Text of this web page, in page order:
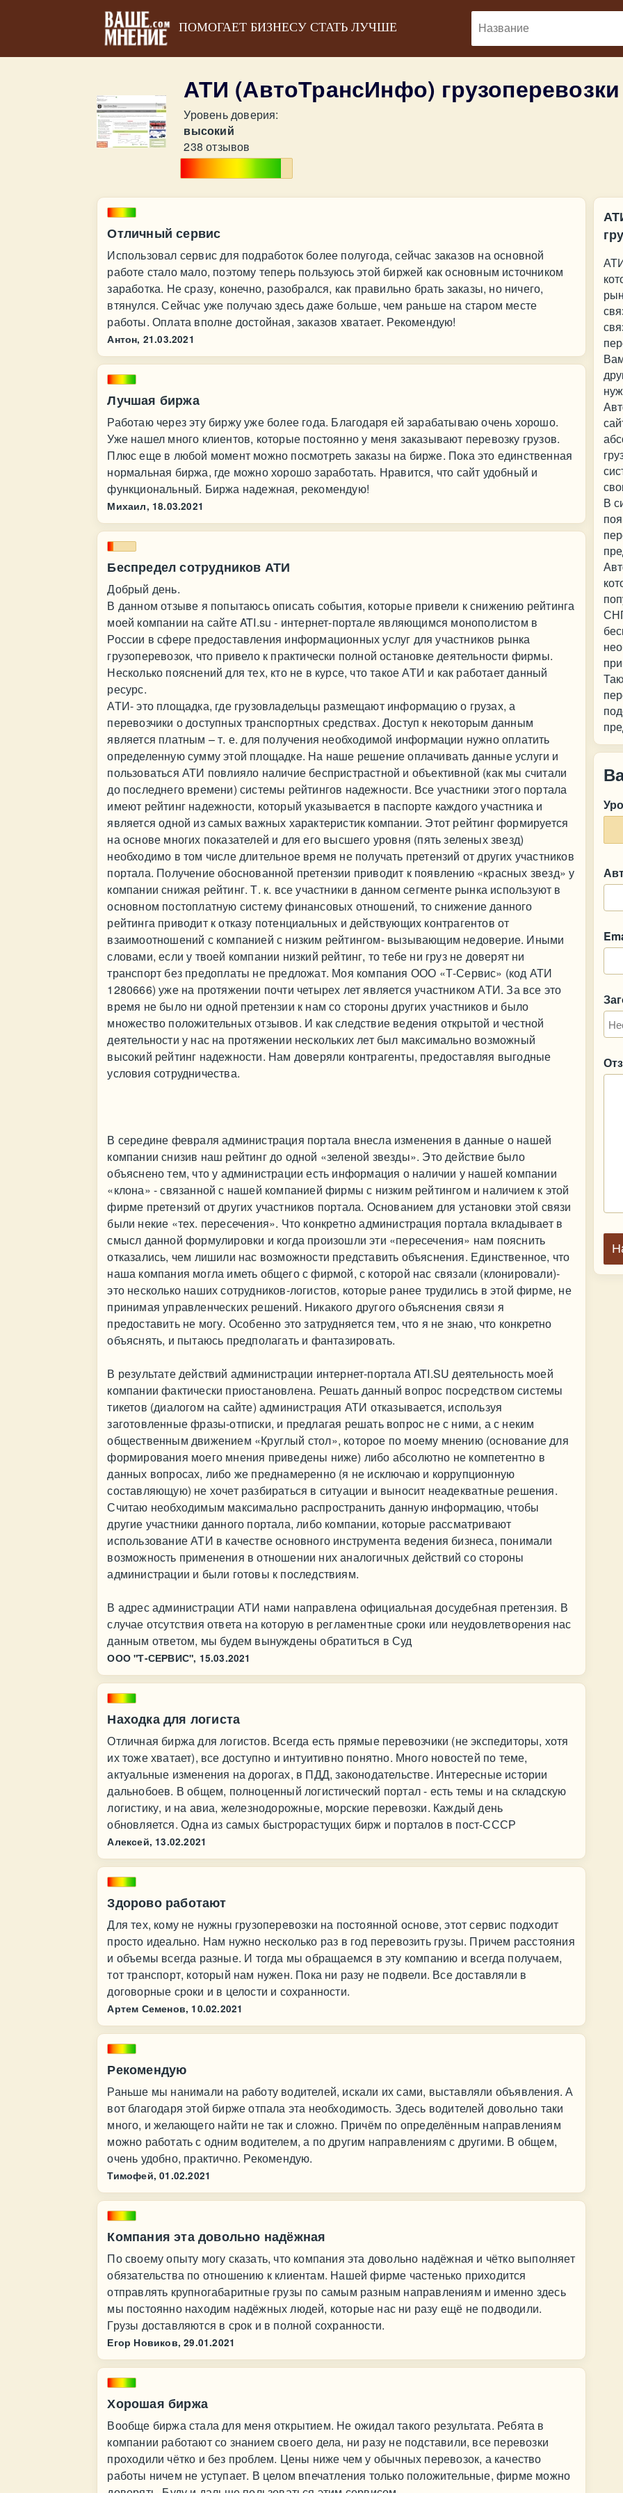
ПОМОГАЕТ БИЗНЕСУ СТАТЬ ЛУЧШЕ
АТИ (АвтоТрансИнфо)
Уровень доверия:
высокий
238 отзывов
Отличный сервис
Использовал сервис для подработок более полугода, сейчас заказов на основной
работе стало мало, поэтому теперь пользуюсь этой биржей как основным источником
заработка. Не сразу, конечно, разобрался, как правильно брать заказы, но ничего,
втянулся. Сейчас уже получаю здесь даже больше, чем раньше на старом месте
работы. Оплата вполне достойная, заказов хватает. Рекомендую!
Антон, 21.03.2021
Лучшая биржа
Работаю через эту биржу уже более года. Благодаря ей зарабатываю очень хорошо.
Уже нашел много клиентов, которые постоянно у меня заказывают перевозку грузов.
Плюс еще в любой момент можно посмотреть заказы на бирже. Пока это единственная
нормальная биржа, где можно хорошо заработать. Нравится, что сайт удобный и
функциональный. Биржа надежная, рекомендую!
Михаил, 18.03.2021
Беспредел сотрудников АТИ
Добрый день.
В данном отзыве я попытаюсь описать события, которые привели к снижению рейтинга
моей компании на сайте ATI.su - интернет-портале являющимся монополистом в
России в сфере предоставления информационных услуг для участников рынка
грузоперевозок, что привело к практически полной остановке деятельности фирмы.
Несколько пояснений для тех, кто не в курсе, что такое АТИ и как работает данный
ресурс.
АТИ- это площадка, где грузовладельцы размещают информацию о грузах, а
перевозчики о доступных транспортных средствах. Доступ к некоторым данным
является платным – т. е. для получения необходимой информации нужно оплатить
определенную сумму этой площадке. На наше решение оплачивать данные услуги и
пользоваться АТИ повлияло наличие беспристрастной и объективной (как мы считали
до последнего времени) системы рейтингов надежности. Все участники этого портала
имеют рейтинг надежности, который указывается в паспорте каждого участника и
является одной из самых важных характеристик компании. Этот рейтинг формируется
на основе многих показателей и для его высшего уровня (пять зеленых звезд)
необходимо в том числе длительное время не получать претензий от других участников
портала. Получение обоснованной претензии приводит к появлению «красных звезд» у
компании снижая рейтинг. Т. к. все участники в данном сегменте рынка используют в
основном постоплатную систему финансовых отношений, то снижение данного
рейтинга приводит к отказу потенциальных и действующих контрагентов от
взаимоотношений с компанией с низким рейтингом- вызывающим недоверие. Иными
словами, если у твоей компании низкий рейтинг, то тебе ни груз не доверят ни
транспорт без предоплаты не предложат. Моя компания ООО «Т-Сервис» (код АТИ
1280666) уже на протяжении почти четырех лет является участником АТИ. За все это
время не было ни одной претензии к нам со стороны других участников и было
множество положительных отзывов. И как следствие ведения открытой и честной
деятельности у нас на протяжении нескольких лет был максимально возможный
высокий рейтинг надежности. Нам доверяли контрагенты, предоставляя выгодные
условия сотрудничества.
В середине февраля администрация портала внесла изменения в данные о нашей
компании снизив наш рейтинг до одной «зеленой звезды». Это действие было
объяснено тем, что у администрации есть информация о наличии у нашей компании
«клона» - связанной с нашей компанией фирмы с низким рейтингом и наличием к этой
фирме претензий от других участников портала. Основанием для установки этой связи
были некие «тех. пересечения». Что конкретно администрация портала вкладывает в
смысл данной формулировки и когда произошли эти «пересечения» нам пояснить
отказались, чем лишили нас возможности представить объяснения. Единственное, что
наша компания могла иметь общего с фирмой, с которой нас связали (клонировали)-
это несколько наших сотрудников-логистов, которые ранее трудились в этой фирме, не
принимая управленческих решений. Никакого другого объяснения связи я
предоставить не могу. Особенно это затрудняется тем, что я не знаю, что конкретно
объяснять, и пытаюсь предполагать и фантазировать.
В результате действий администрации интернет-портала ATI.SU деятельность моей
компании фактически приостановлена. Решать данный вопрос посредством системы
тикетов (диалогом на сайте) администрация АТИ отказывается, используя
заготовленные фразы-отписки, и предлагая решать вопрос не с ними, а с неким
общественным движением «Круглый стол», которое по моему мнению (основание для
формирования моего мнения приведены ниже) либо абсолютно не компетентно в
данных вопросах, либо же преднамеренно (я не исключаю и коррупционную
составляющую) не хочет разбираться в ситуации и выносит неадекватные решения.
Считаю необходимым максимально распространить данную информацию, чтобы
другие участники данного портала, либо компании, которые рассматривают
использование АТИ в качестве основного инструмента ведения бизнеса, понимали
возможность применения в отношении них аналогичных действий со стороны
администрации и были готовы к последствиям.
В адрес администрации АТИ нами направлена официальная досудебная претензия. В
случае отсутствия ответа на которую в регламентные сроки или неудовлетворения нас
данным ответом, мы будем вынуждены обратиться в Суд
ООО "Т-СЕРВИС", 15.03.2021
Находка для логиста
Отличная биржа для логистов. Всегда есть прямые перевозчики (не экспедиторы, хотя
их тоже хватает), все доступно и интуитивно понятно. Много новостей по теме,
актуальные изменения на дорогах, в ПДД, законодательстве. Интересные истории
дальнобоев. В общем, полноценный логистический портал - есть темы и на складскую
логистику, и на авиа, железнодорожные, морские перевозки. Каждый день
обновляется. Одна из самых быстрорастущих бирж и порталов в пост-СССР
Алексей, 13.02.2021
Здорово работают
Для тех, кому не нужны грузоперевозки на постоянной основе, этот сервис подходит
просто идеально. Нам нужно несколько раз в год перевозить грузы. Причем расстояния
и объемы всегда разные. И тогда мы обращаемся в эту компанию и всегда получаем,
тот транспорт, который нам нужен. Пока ни разу не подвели. Все доставляли в
договорные сроки и в целости и сохранности.
Артем Семенов, 10.02.2021
Рекомендую
Раньше мы нанимали на работу водителей, искали их сами, выставляли объявления. А
вот благодаря этой бирже отпала эта необходимость. Здесь водителей довольно таки
много, и желающего найти не так и сложно. Причём по определённым направлениям
можно работать с одним водителем, а по другим направлениям с другими. В общем,
очень удобно, практично. Рекомендую.
Тимофей, 01.02.2021
Компания эта довольно надёжная
По своему опыту могу сказать, что компания эта довольно надёжная и чётко выполняет
обязательства по отношению к клиентам. Нашей фирме частенько приходится
отправлять крупногабаритные грузы по самым разным направлениям и именно здесь
мы постоянно находим надёжных людей, которые нас ни разу ещё не подводили.
Грузы доставляются в срок и в полной сохранности.
Егор Новиков, 29.01.2021
Хорошая биржа
Вообще биржа стала для меня открытием. Не ожидал такого результата. Ребята в
компании работают со знанием своего дела, ни разу не подставили, все перевозки
проходили чётко и без проблем. Цены ниже чем у обычных перевозок, а качество
работы ничем не уступает. В целом впечатления только положительные, фирме можно
В